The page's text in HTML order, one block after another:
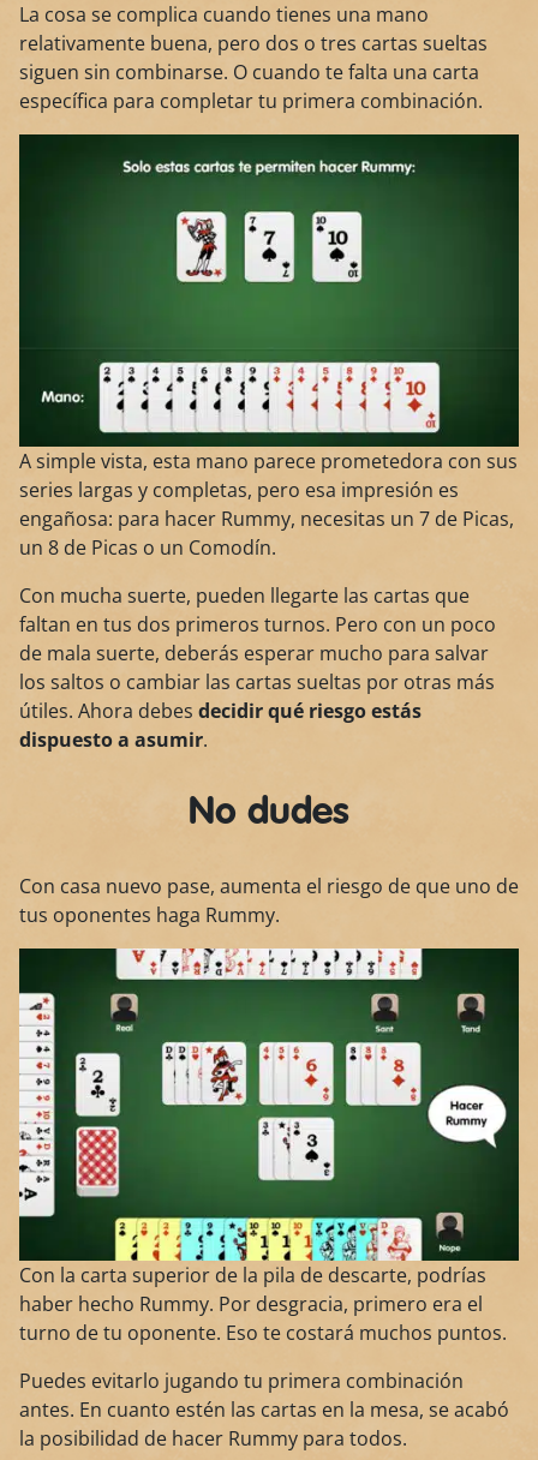
La cosa se complica cuando tienes una mano
relativamente buena, pero dos o tres cartas sueltas
siguen sin combinarse. O cuando te falta una carta
específica para completar tu primera combinación.
A simple vista, esta mano parece prometedora con sus
series largas y completas, pero esa impresión es
engañosa: para hacer Rummy, necesitas un 7 de Picas,
un 8 de Picas o un Comodín.
Con mucha suerte, pueden llegarte las cartas que
faltan en tus dos primeros turnos. Pero con un poco
de mala suerte, deberás esperar mucho para salvar
los saltos o cambiar las cartas sueltas por otras más
útiles. Ahora debes decidir qué riesgo estás
dispuesto a asumir.
No dudes
Con casa nuevo pase, aumenta el riesgo de que uno de
tus oponentes haga Rummy.
Con la carta superior de la pila de descarte, podrías
haber hecho Rummy. Por desgracia, primero era el
turno de tu oponente. Eso te costará muchos puntos.
Puedes evitarlo jugando tu primera combinación
antes. En cuanto estén las cartas en la mesa, se acabó
la posibilidad de hacer Rummy para todos.